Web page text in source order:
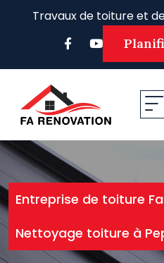
Travaux de toiture et
Entreprise de toiture
Nettoyage toiture à